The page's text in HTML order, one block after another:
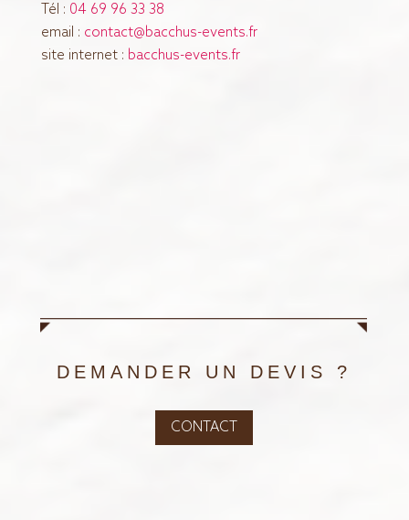
Tél : 04 69 96 33 38
email : contact@bacchus-events.fr
site internet : bacchus-events.fr
DEMANDER UN DEVIS ?
CONTACT